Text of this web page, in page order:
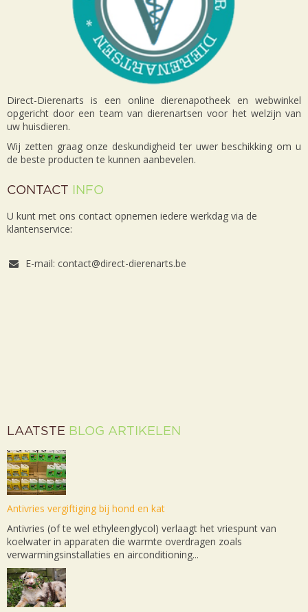
Direct-Dierenarts is een online dierenapotheek en webwinkel
opgericht door een team van dierenartsen voor het welzijn van
uw huisdieren.
Wij zetten graag onze deskundigheid ter uwer beschikking om u
de beste producten te kunnen aanbevelen.
CONTACT INFO
U kunt met ons contact opnemen iedere werkdag via de
klantenservice:
E-mail: contact@direct-dierenarts.be
LAATSTE BLOG ARTIKELEN
Antivries vergiftiging bij hond en kat
Antivries (of te wel ethyleenglycol) verlaagt het vriespunt van
koelwater in apparaten die warmte overdragen zoals
verwarmingsinstallaties en airconditioning...